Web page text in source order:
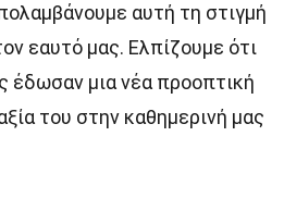
αυτή τη στιγμή
εαυτό μας. Ελπίζουμε ότι
έδωσαν μια νέα προοπτική
του στην καθημερινή μας